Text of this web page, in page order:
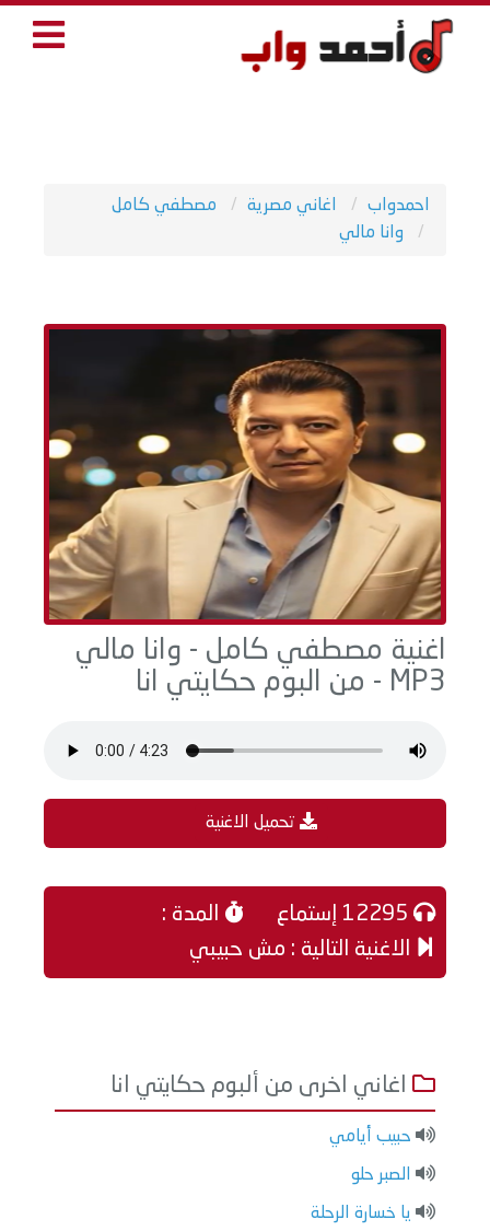
احمدواب اغاني مصرية
مصطفي كامل
وانا مالي
اغنية مصطفي كامل - وانا مالي
MP3 - من البوم حكايتي انا
تحميل الاغنية
المدة :
الاغنية التالية : مش حبيبي
اغاني اخرى من ألبوم حكايتي انا
حبيب أيامي
الصبر حلو
يا خسارة الرحلة